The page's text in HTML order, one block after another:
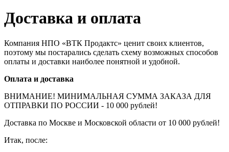
Доставка и оплата
Компания НПО «ВТК Продактс» ценит своих клиентов,
поэтому мы постарались сделать схему возможных способов
оплаты и доставки наиболее понятной и удобной.
Оплата и доставка
ВНИМАНИЕ! МИНИМАЛЬНАЯ СУММА ЗАКАЗА ДЛЯ
ОТПРАВКИ ПО РОССИИ - 10 000 рублей!
Доставка по Москве и Московской области от 10 000 рублей!
Итак, после: